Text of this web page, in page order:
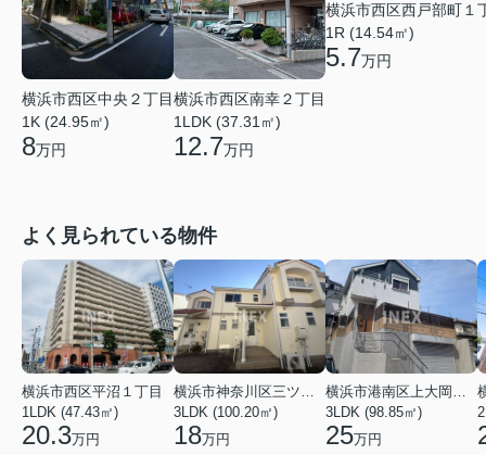
横浜市西区中央２丁目
1K (24.95㎡)
8万円
横浜市西区南幸２丁目
1LDK (37.31㎡)
12.7万円
横浜市西区西戸部町１
1R (14.54㎡)
5.7万円
よく見られている物件
横浜市西区平沼１丁目
1LDK (47.43㎡)
20.3万円
横浜市神奈川区三ツ沢上町
3LDK (100.20㎡)
18万円
横浜市港南区上大岡東２丁目
3LDK (98.85㎡)
25万円